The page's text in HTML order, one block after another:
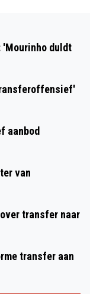
'Mourinho duldt
aanbod
van
transfer naar
transfer aan